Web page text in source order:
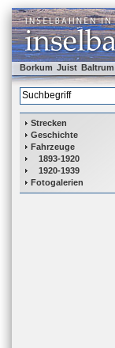
Borkum Juist Baltrum
Strecken
Geschichte
Fahrzeuge
1893-1920
1920-1939
Fotogalerien